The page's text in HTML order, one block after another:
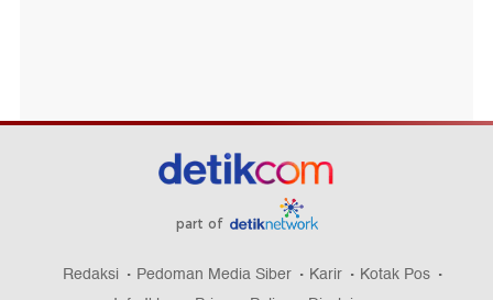
part of
Redaksi Pedoman Media Siber Karir
Kotak Pos